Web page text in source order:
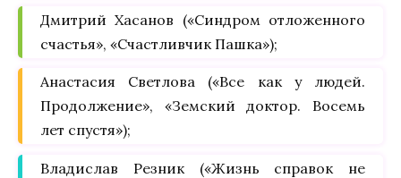
Дмитрий Хасанов («Синдром отложенного
счастья», «Счастливчик Пашка»);
Анастасия Светлова («Все как у людей.
Продолжение», «Земский доктор. Восемь
лет спустя»);
Владислав Резник («Жизнь справок не